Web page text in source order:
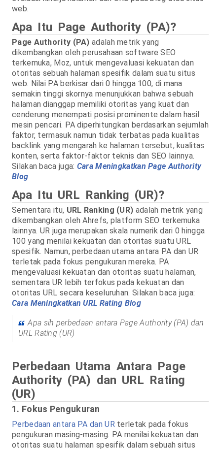
web.
Apa Itu Page Authority (PA)?
Page Authority (PA) adalah metrik yang
dikembangkan oleh perusahaan software SEO
terkemuka, Moz, untuk mengevaluasi kekuatan dan
otoritas sebuah halaman spesifik dalam suatu situs
web. Nilai PA berkisar dari 0 hingga 100, di mana
semakin tinggi skornya menunjukkan bahwa sebuah
halaman dianggap memiliki otoritas yang kuat dan
cenderung menempati posisi prominente dalam hasil
mesin pencari. PA diperhitungkan berdasarkan sejumlah
faktor, termasuk namun tidak terbatas pada kualitas
backlink yang mengarah ke halaman tersebut, kualitas
konten, serta faktor-faktor teknis dan SEO lainnya.
Silakan baca juga: Cara Meningkatkan Page Authority
Blog
Apa Itu URL Ranking (UR)?
Sementara itu, URL Ranking (UR) adalah metrik yang
dikembangkan oleh Ahrefs, platform SEO terkemuka
lainnya. UR juga merupakan skala numerik dari 0 hingga
100 yang menilai kekuatan dan otoritas suatu URL
spesifik. Namun, perbedaan utama antara PA dan UR
terletak pada fokus pengukuran mereka. PA
mengevaluasi kekuatan dan otoritas suatu halaman,
sementara UR lebih terfokus pada kekuatan dan
otoritas URL secara keseluruhan. Silakan baca juga:
Cara Meningkatkan URL Rating Blog
Apa sih perbedaan antara Page Authority (PA) dan
URL Rating (UR)
Perbedaan Utama Antara Page
Authority (PA) dan URL Rating
(UR)
1. Fokus Pengukuran
Perbedaan antara PA dan UR terletak pada fokus
pengukuran masing-masing. PA menilai kekuatan dan
otoritas suatu halaman spesifik dalam sebuah situs